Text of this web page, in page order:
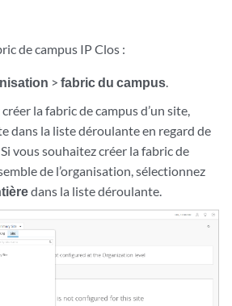
de campus IP Clos :
>fabric du campus.
la fabric de campus d’un site,
dans la liste déroulante en regard de
vous souhaitez créer la fabric de
de l’organisation, sélectionnez
dans la liste déroulante.